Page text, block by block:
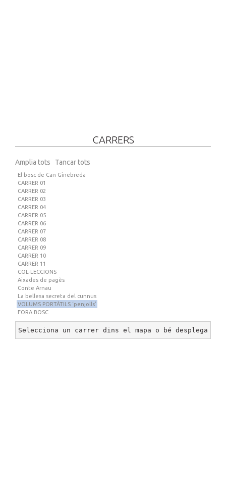
CARRERS
Amplia tots Tancar tots
El bosc de Can Ginebreda
CARRER 01
CARRER 02
CARRER 03
CARRER 04
CARRER 05
CARRER 06
CARRER 07
CARRER 08
CARRER 09
CARRER 10
CARRER 11
COL·LECCIONS
Aixades de pagès
Conte Arnau
La bellesa secreta del cunnus
VOLUMS PORTÀTILS ‘penjolls’
FORA BOSC
Selecciona un carrer dins el mapa o bé desplega